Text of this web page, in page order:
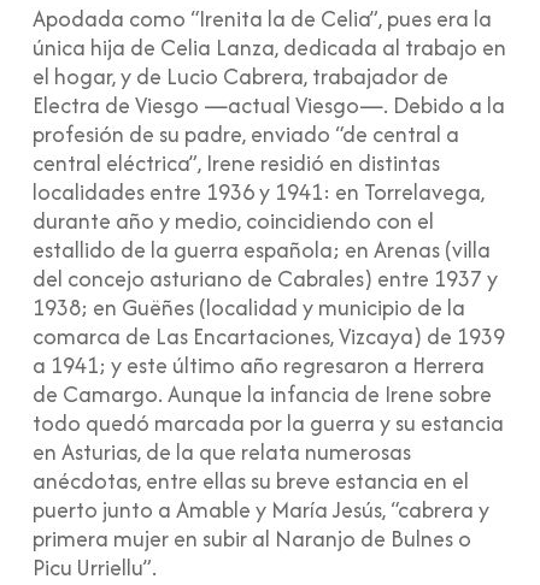
Apodada como “Irenita la de Celia”, pues era la
única hija de Celia Lanza, dedicada al trabajo en
el hogar, y de Lucio Cabrera, trabajador de
Electra de Viesgo —actual Viesgo—. Debido a la
profesión de su padre, enviado “de central a
central eléctrica”, Irene residió en distintas
localidades entre 1936 y 1941: en Torrelavega,
durante año y medio, coincidiendo con el
estallido de la guerra española; en Arenas (villa
del concejo asturiano de Cabrales) entre 1937 y
1938; en Guëñes (localidad y municipio de la
comarca de Las Encartaciones, Vizcaya) de 1939
a 1941; y este último año regresaron a Herrera
de Camargo. Aunque la infancia de Irene sobre
todo quedó marcada por la guerra y su estancia
en Asturias, de la que relata numerosas
anécdotas, entre ellas su breve estancia en el
puerto junto a Amable y María Jesús, “cabrera y
primera mujer en subir al Naranjo de Bulnes o
Picu Urriellu”.